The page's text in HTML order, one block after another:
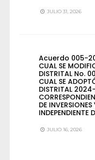
JULIO 31, 2026
Acuerdo 005-
CUAL SE
DISTRITAL No.
CUAL SE
DISTRITAL
DE
INDEPENDIENTE
JULIO 16, 2026